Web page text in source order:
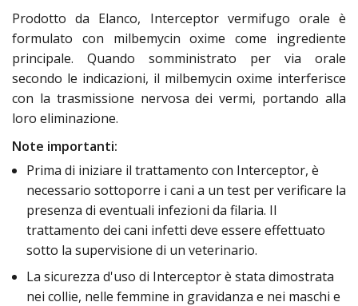
Prodotto da Elanco, Interceptor vermifugo orale è
formulato con milbemycin oxime come ingrediente
principale. Quando somministrato per via orale
secondo le indicazioni, il milbemycin oxime interferisce
con la trasmissione nervosa dei vermi, portando alla
loro eliminazione.
Note importanti:
Prima di iniziare il trattamento con Interceptor, è
necessario sottoporre i cani a un test per verificare la
presenza di eventuali infezioni da filaria. Il
trattamento dei cani infetti deve essere effettuato
sotto la supervisione di un veterinario.
La sicurezza d'uso di Interceptor è stata dimostrata
nei collie, nelle femmine in gravidanza e nei maschi e